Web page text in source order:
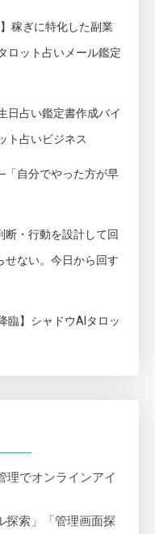
稼ぎに特化した副業
ロット占いメール鑑定
日占い鑑定書作成バイ
ト占いビジネス
「自分でやった方が早
・行動を設計して回
せない。今日から回す
臨】シャドウAIタロッ
理でオンラインアイ
探索」「管理画面探